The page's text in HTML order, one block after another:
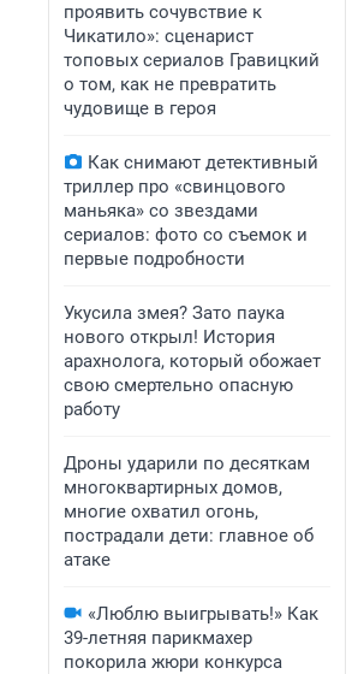
проявить сочувствие к
Чикатило»: сценарист
топовых сериалов Гравицкий
о том, как не превратить
чудовище в героя
Как снимают детективный
триллер про «свинцового
маньяка» со звездами
сериалов: фото со съемок и
первые подробности
Укусила змея? Зато паука
нового открыл! История
арахнолога, который обожает
свою смертельно опасную
работу
Дроны ударили по десяткам
многоквартирных домов,
многие охватил огонь,
пострадали дети: главное об
атаке
«Люблю выигрывать!» Как
39-летняя парикмахер
покорила жюри конкурса